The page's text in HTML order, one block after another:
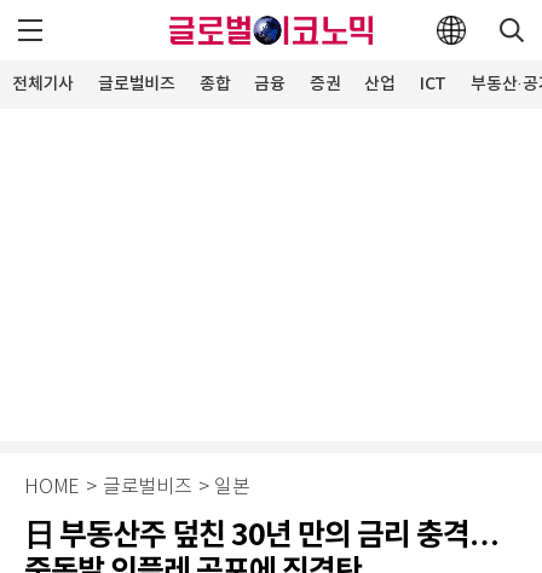
전체기사 글로벌비즈 종합 금융 증권 산업 ICT 부동산·
HOME > 글로벌비즈 > 일본
日 부동산주 덮친 30년 만의 금리 충격…